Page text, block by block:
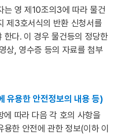
는 영 제10조의3에 따라 물건
제3호서식의 반환 신청서를
한다. 이 경우 물건등의 정당한
상, 영수증 등의 자료를 첨부
유용한 안전정보의 내용 등)
따라 다음 각 호의 사항을
한 안전에 관한 정보(이하 이